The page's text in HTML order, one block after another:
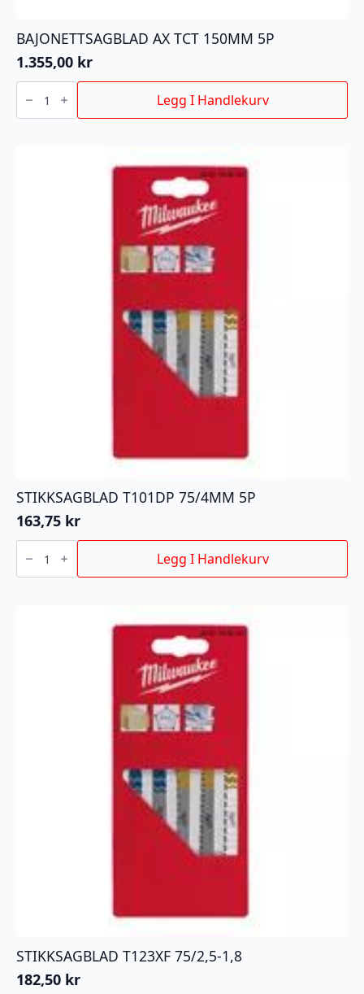
BAJONETTSAGBLAD AX TCT 150MM 5P
1.355,00 kr
BAJONETTSAGBLAD
AX
150MM
Legg I Handlekurv
STIKKSAGBLAD T101DP 75/4MM 5P
163,75 kr
STIKKSAGBLAD
T101DP
75/4MM
5P
Legg I Handlekurv
STIKKSAGBLAD T123XF 75/2,5-1,8
182,50 kr